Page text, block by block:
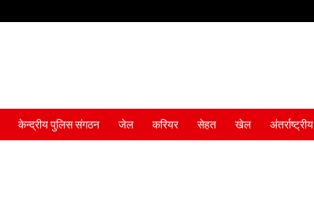
केन्द्रीय पुलिस संगठन जेल करियर सेहत खेल अंतर्राष्ट्रीय